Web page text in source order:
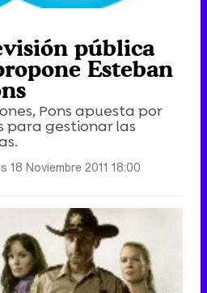
pública
Esteban
Pons apuesta por
para gestionar las
18 Noviembre 2011 18:00